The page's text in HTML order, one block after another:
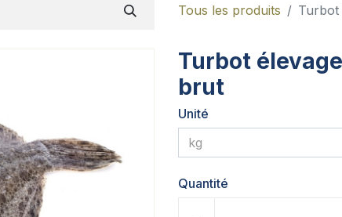
Tous les produits Turbot
Turbot
brut
Unité
Quantité